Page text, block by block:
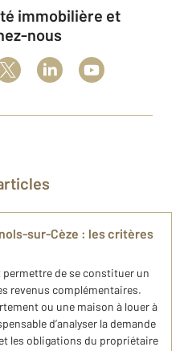
nous
sur-Cèze : les critères
de se constituer un
revenus complémentaires.
ou une maison à louer à
d’analyser la demande
les obligations du propriétaire